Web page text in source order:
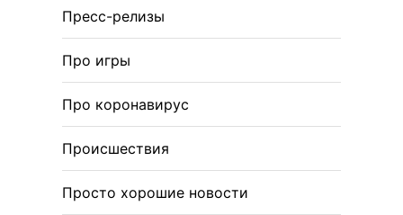
Пресс-релизы
Про игры
Про коронавирус
Происшествия
Просто хорошие новости